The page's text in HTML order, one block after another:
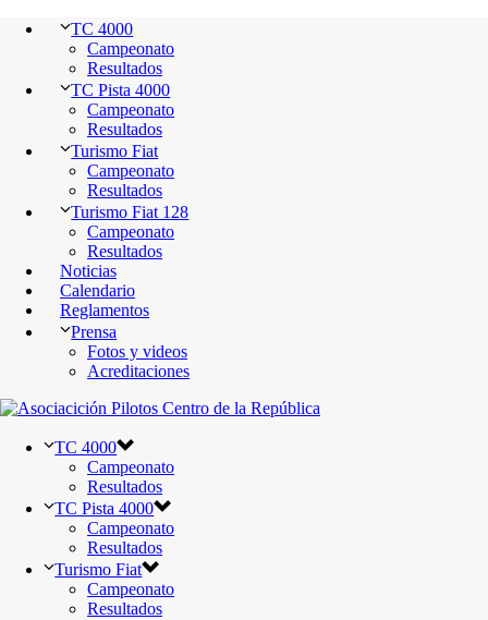
TC 4000
Campeonato
Resultados
TC Pista 4000
Campeonato
Resultados
Turismo Fiat
Campeonato
Resultados
Turismo Fiat 128
Campeonato
Resultados
Noticias
Calendario
Reglamentos
Prensa
Fotos y videos
Acreditaciones
TC 4000
Campeonato
Resultados
TC Pista 4000
Campeonato
Resultados
Turismo Fiat
Campeonato
Resultados